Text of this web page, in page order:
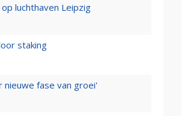
luchthaven Leipzig
staking
nieuwe fase van groei'